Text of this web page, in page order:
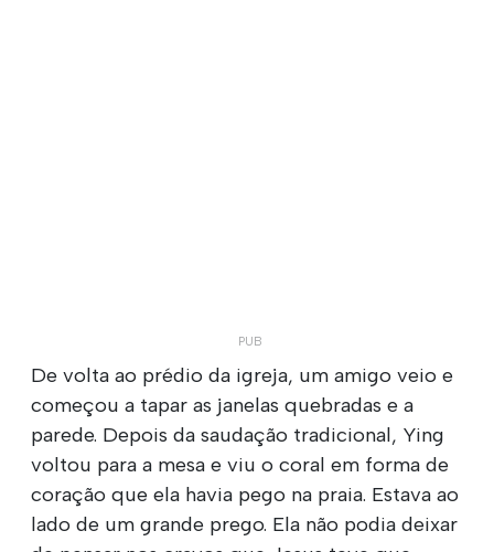
De volta ao prédio da igreja, um amigo veio e
começou a tapar as janelas quebradas e a
parede. Depois da saudação tradicional, Ying
voltou para a mesa e viu o coral em forma de
coração que ela havia pego na praia. Estava ao
lado de um grande prego. Ela não podia deixar